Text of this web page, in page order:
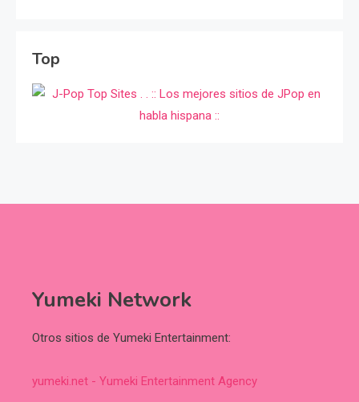
Top
Yumeki Network
Otros sitios de Yumeki Entertainment:
yumeki.net - Yumeki Entertainment Agency